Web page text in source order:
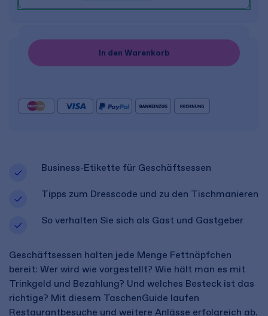
Business-Etikette für Geschäftsessen
Tipps zum Dresscode und zu den Tischmanieren
So verhalten Sie sich als Gast und Gastgeber
Geschäftsessen halten jede Menge Fettnäpfchen
bereit: Wer wird wie vorgestellt? Wie hält man es mit
Trinkgeld und Bezahlung? Und welches Besteck ist das
richtige? Mit diesem TaschenGuide laufen
Restaurantbesuche und weitere Anlässe erfolgreich ab.
In den Warenkorb